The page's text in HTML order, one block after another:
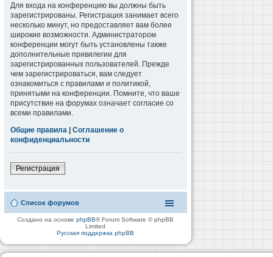
Для входа на конференцию вы должны быть
зарегистрированы. Регистрация занимает всего
несколько минут, но предоставляет вам более
широкие возможности. Администратором
конференции могут быть установлены также
дополнительные привилегии для
зарегистрированных пользователей. Прежде
чем зарегистрироваться, вам следует
ознакомиться с правилами и политикой,
принятыми на конференции. Помните, что ваше
присутствие на форумах означает согласие со
всеми правилами.
Общие правила | Соглашение о
конфиденциальности
Регистрация
Список форумов
Создано на основеphpBB® Forum Software © phpBB
Limited
Русская поддержка phpBB